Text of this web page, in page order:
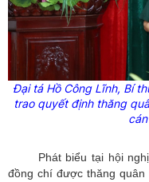
Đại tá Hồ Công Lĩnh, Bí
trao quyết định thăng
Phát biểu tại hội
đồng chí được thăng